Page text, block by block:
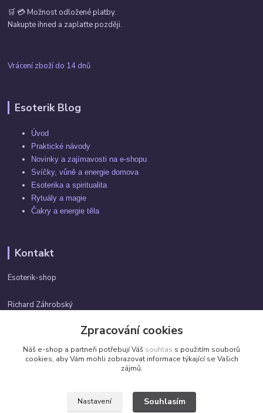
🛒 💳 Možnost odložené platby.
Nakupte ihned a zaplaťte později.
Vrácení zboží do 14 dnů
Esoterik Blog
Úvod
Praktické návody
Novinky a zajímavosti na e-shopu
Svíčky, vůně a energie domova
Esoterika a spiritualita
Rytuály a magie
Čakry a energie těla
Kontakt
Esoterik-shop
Richard Záhrobský
info@esoterik-shop.cz
Zpracování cookies
Náš e-shop a partneři potřebují Váš souhlas s použitím souborů
cookies, aby Vám mohli zobrazovat informace týkající se Vašich
zájmů.
Nastavení Souhlasím